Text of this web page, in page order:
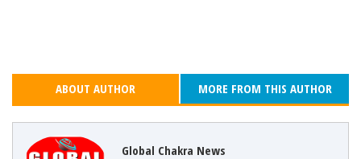
ABOUT AUTHOR MORE FROM THIS AUTHOR
Global Chakra News